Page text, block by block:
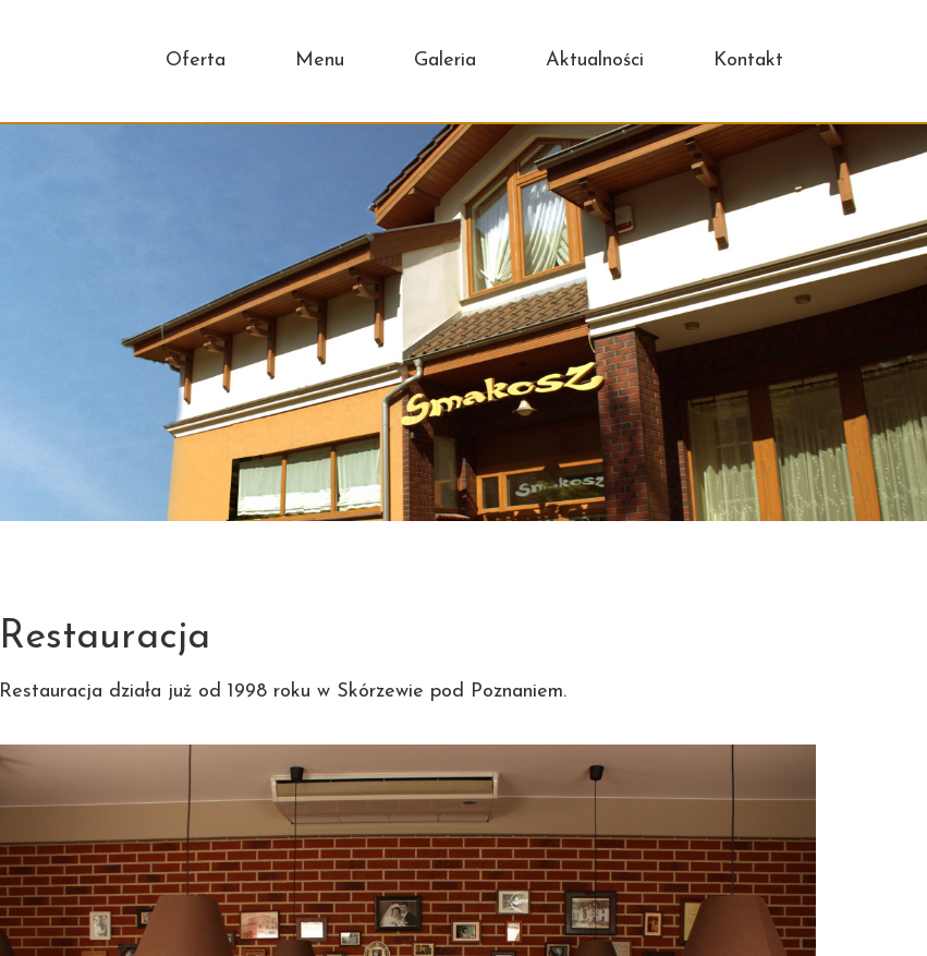
Oferta Menu Galeria Aktualności Kontakt
Restauracja
Restauracja działa już od 1998 roku w Skórzewie pod Poznaniem.